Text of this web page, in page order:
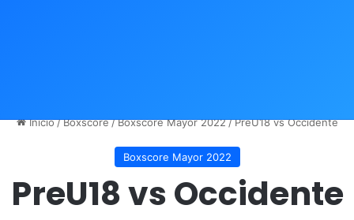
Inicio/Boxscore/Boxscore Mayor 2022/PreU18 vs Occidente
Boxscore Mayor 2022
PreU18 vs Occidente